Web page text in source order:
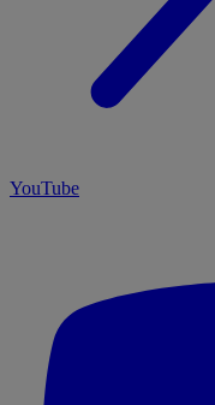
YouTube